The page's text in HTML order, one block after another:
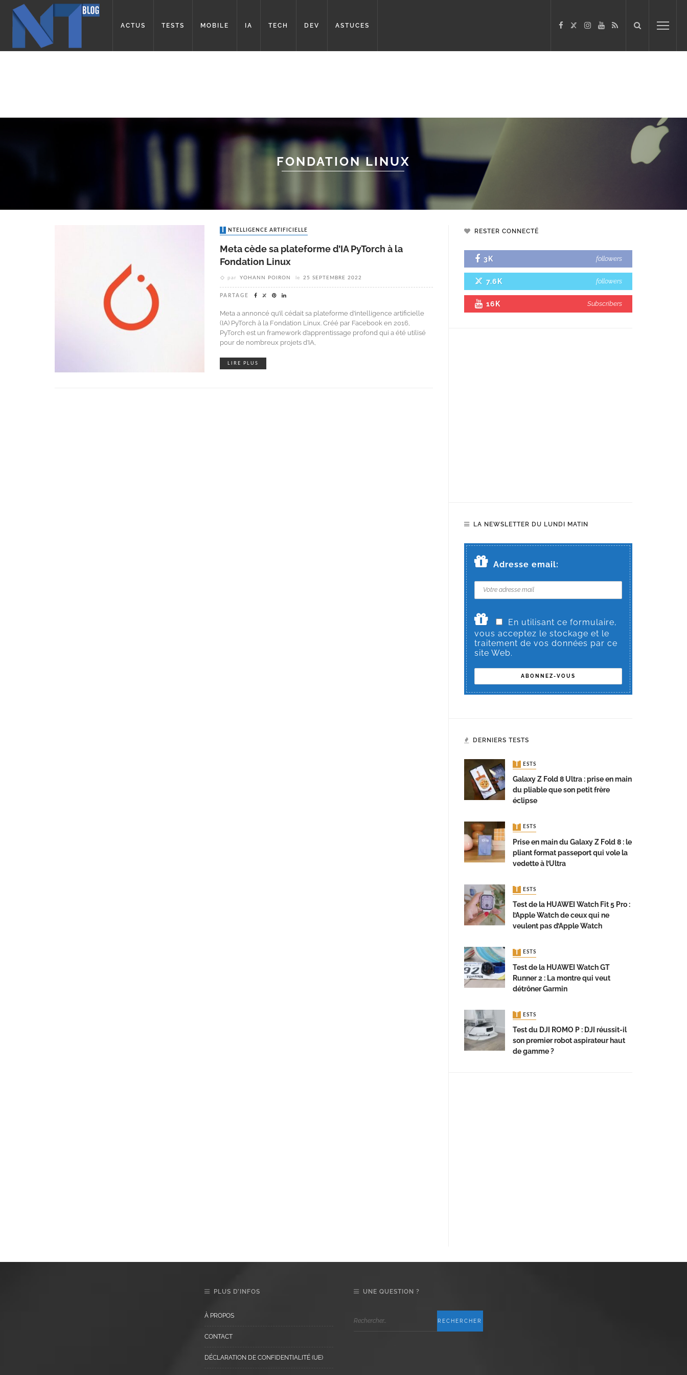
ACTUS TESTS MOBILE IA TECH DEV ASTUCES
FONDATION LINUX
INTELLIGENCE ARTIFICIELLE
Meta cède sa plateforme d’IA PyTorch à la
Fondation Linux
par YOHANN POIRON le 25 SEPTEMBRE 2022
PARTAGE
Meta a annoncé qu’il cédait sa plateforme d’intelligence artificielle
(IA) PyTorch à la Fondation Linux. Créé par Facebook en 2016,
PyTorch est un framework d’apprentissage profond qui a été utilisé
pour de nombreux projets d’IA,
LIRE PLUS
RESTER CONNECTÉ
3K followers
7.6K followers
16K Subscribers
LA NEWSLETTER DU LUNDI MATIN
Adresse email:
En utilisant ce formulaire,
vous acceptez le stockage et le
traitement de vos données par ce
site Web.
DERNIERS TESTS
TESTS
Galaxy Z Fold 8 Ultra : prise en main
du pliable que son petit frère
éclipse
TESTS
Prise en main du Galaxy Z Fold 8 : le
pliant format passeport qui vole la
vedette à l’Ultra
TESTS
Test de la HUAWEI Watch Fit 5 Pro :
l’Apple Watch de ceux qui ne
veulent pas d’Apple Watch
TESTS
Test de la HUAWEI Watch GT
Runner 2 : La montre qui veut
détrôner Garmin
TESTS
Test du DJI ROMO P : DJI réussit-il
son premier robot aspirateur haut
de gamme ?
PLUS D’INFOS
À PROPOS
CONTACT
DÉCLARATION DE CONFIDENTIALITÉ (UE)
UNE QUESTION ?